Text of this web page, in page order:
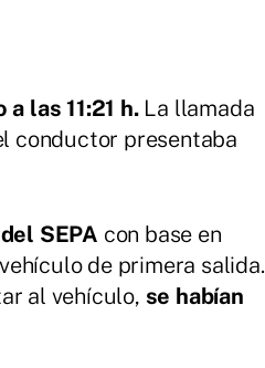
las 11:21 h.La llamada
conductor presentaba
SEPA con base en
de primera salida.
al vehículo, se habían